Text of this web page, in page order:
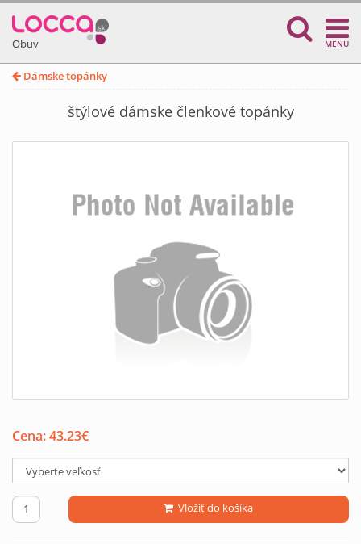
Obuv MENU
Dámske topánky
štýlové dámske členkové topánky
Cena:43.23€
Vložiť do košíka